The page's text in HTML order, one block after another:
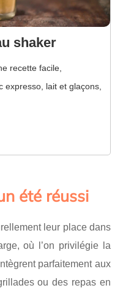
shaker
recette facile,
expresso, lait et glaçons,
été réussi
leur place dans
où l’on privilégie la
parfaitement aux
ou des repas en